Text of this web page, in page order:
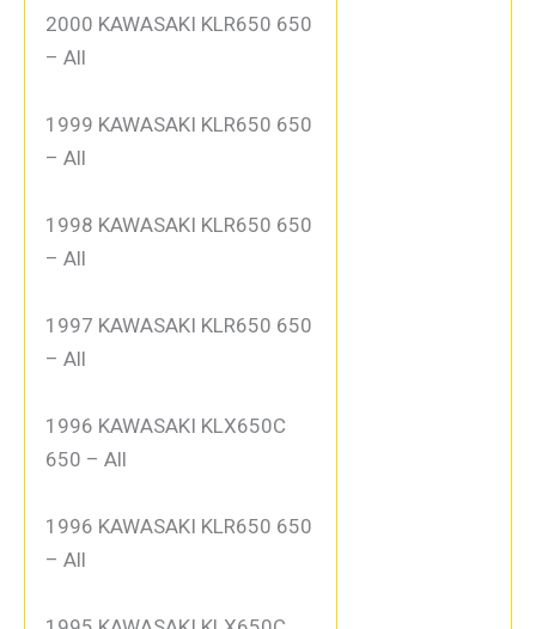
2000 KAWASAKI KLR650 650
– All
1999 KAWASAKI KLR650 650
– All
1998 KAWASAKI KLR650 650
– All
1997 KAWASAKI KLR650 650
– All
1996 KAWASAKI KLX650C
650 – All
1996 KAWASAKI KLR650 650
– All